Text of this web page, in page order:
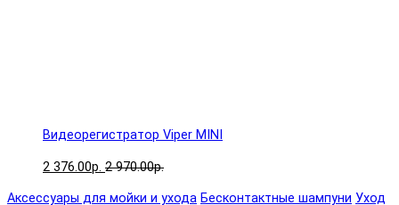
Видеорегистратор Viper MINI
2 376.00р. 2 970.00р.
Аксессуары для мойки и ухода Бесконтактные шампуни Уход